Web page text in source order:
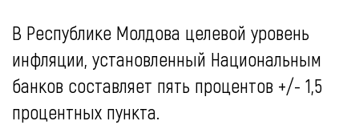
В Республике Молдова целевой уровень
инфляции, установленный Национальным
банков составляет пять процентов +/- 1,5
процентных пункта.